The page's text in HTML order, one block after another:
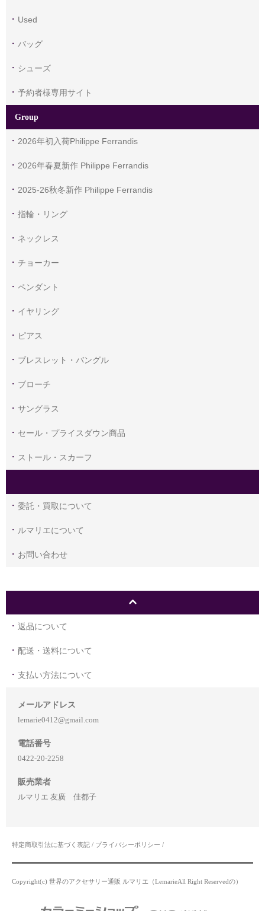
Used
バッグ
シューズ
予約者様専用サイト
Group
2026年初入荷Philippe Ferrandis
2026年春夏新作 Philippe Ferrandis
2025-26秋冬新作 Philippe Ferrandis
指輪・リング
ネックレス
チョーカー
ペンダント
イヤリング
ピアス
ブレスレット・バングル
ブローチ
サングラス
セール・プライスダウン商品
ストール・スカーフ
委託・買取について
ルマリエについて
お問い合わせ
返品について
配送・送料について
支払い方法について
メールアドレス
lemarie0412@gmail.com
電話番号
0422-20-2258
販売業者
ルマリエ 友廣 佳都子
特定商取引法に基づく表記 / プライバシーポリシー /
Copyright(c) 世界のアクセサリー通販 ルマリエ（LemarieAll Right Reservedの）